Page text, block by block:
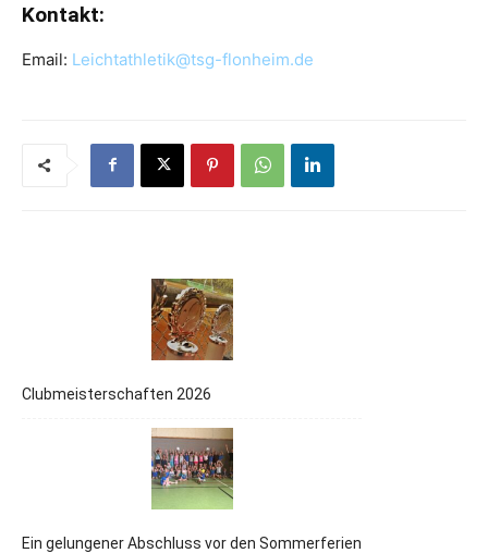
Kontakt:
Email: Leichtathletik@tsg-flonheim.de
Clubmeisterschaften 2026
Ein gelungener Abschluss vor den Sommerferien